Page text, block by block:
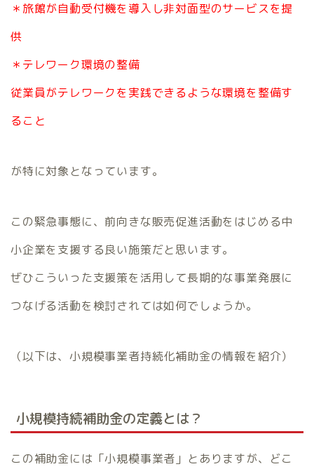
＊旅館が自動受付機を導入し非対面型のサービスを提
供
＊テレワーク環境の整備
従業員がテレワークを実践できるような環境を整備す
ること
が特に対象となっています。
この緊急事態に、前向きな販売促進活動をはじめる中
小企業を支援する良い施策だと思います。
ぜひこういった支援策を活用して長期的な事業発展に
つなげる活動を検討されては如何でしょうか。
（以下は、小規模事業者持続化補助金の情報を紹介）
小規模持続補助金の定義とは？
この補助金には「小規模事業者」とありますが、どこ